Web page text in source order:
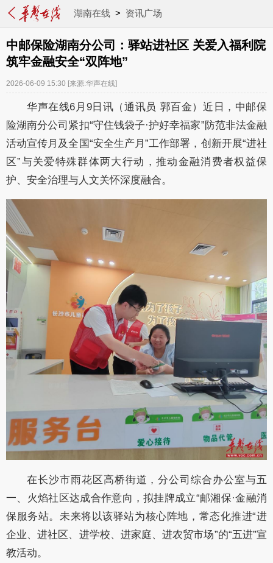
湖南在线> 资讯广场
中邮保险湖南分公司：驿站进社区 关爱入福利院
筑牢金融安全“双阵地”
2026-06-09 15:30 [来源:华声在线]
华声在线6月9日讯（通讯员 郭百金）近日，中邮保
险湖南分公司紧扣“守住钱袋子·护好幸福家”防范非法金融
活动宣传月及全国“安全生产月”工作部署，创新开展“进社
区”与关爱特殊群体两大行动，推动金融消费者权益保
护、安全治理与人文关怀深度融合。
在长沙市雨花区高桥街道，分公司综合办公室与五
一、火焰社区达成合作意向，拟挂牌成立“邮湘保·金融消
保服务站。未来将以该驿站为核心阵地，常态化推进“进
企业、进社区、进学校、进家庭、进农贸市场”的“五进”宣
教活动。